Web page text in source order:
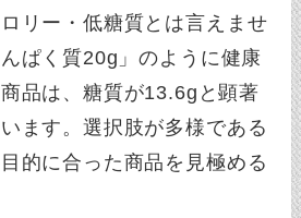
リー・低糖質とは言えませ
ぱく質20g」のように健康
品は、糖質が13.6gと顕著
ます。選択肢が多様である
的に合った商品を見極める